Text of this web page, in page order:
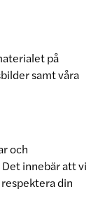
på
samt våra
och
innebär att vi
din